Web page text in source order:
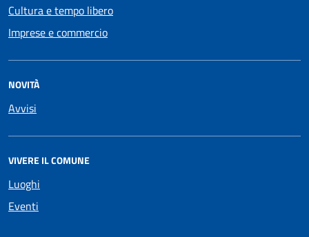
Cultura e tempo libero
Imprese e commercio
NOVITÀ
Avvisi
VIVERE IL COMUNE
Luoghi
Eventi